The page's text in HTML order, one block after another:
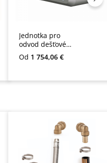
Jednotka pro
odvod dešťové
vody Sigma
Běžná cena:
Od 1 754,06 €